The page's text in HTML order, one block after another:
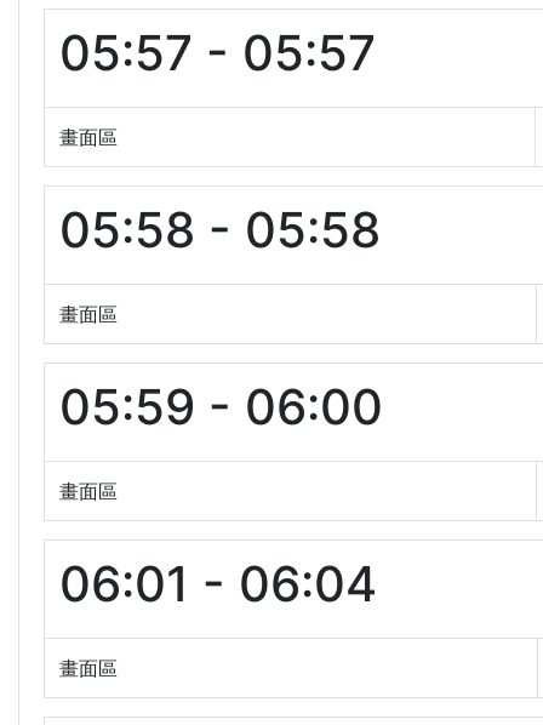
05:57 - 05:57
畫面區
05:58 - 05:58
畫面區
05:59 - 06:00
畫面區
06:01 - 06:04
畫面區